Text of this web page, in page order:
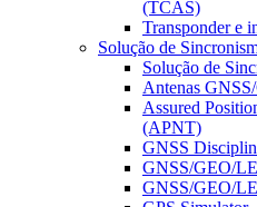
(TCAS)
Transponder e
Solução de
Solução de
Antenas
Assured
(APNT)
GNSS
GNSS/GEO/
GNSS/GEO/